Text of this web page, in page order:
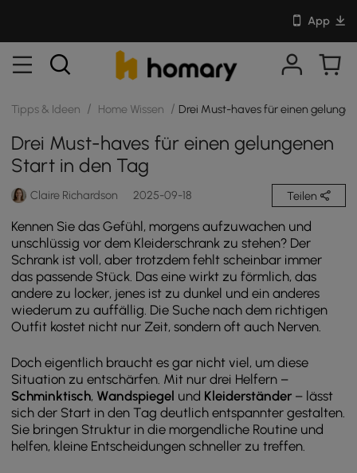
App
Tipps & Ideen / Home Wissen / Drei Must-haves für einen
Drei Must-haves für einen gelungenen
Start in den Tag
Claire Richardson 2025-09-18 Teilen
Kennen Sie das Gefühl, morgens aufzuwachen und
unschlüssig vor dem Kleiderschrank zu stehen? Der
Schrank ist voll, aber trotzdem fehlt scheinbar immer
das passende Stück. Das eine wirkt zu förmlich, das
andere zu locker, jenes ist zu dunkel und ein anderes
wiederum zu auffällig. Die Suche nach dem richtigen
Outfit kostet nicht nur Zeit, sondern oft auch Nerven.
Doch eigentlich braucht es gar nicht viel, um diese
Situation zu entschärfen. Mit nur drei Helfern –
Schminktisch, Wandspiegel und Kleiderständer – lässt
sich der Start in den Tag deutlich entspannter gestalten.
Sie bringen Struktur in die morgendliche Routine und
helfen, kleine Entscheidungen schneller zu treffen.